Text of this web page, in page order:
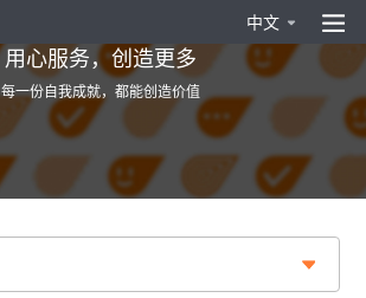
中文
用心服务，创造更多
每一份自我成就，都能创造价值